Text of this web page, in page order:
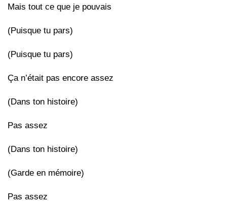
Mais tout ce que je pouvais
(Puisque tu pars)
(Puisque tu pars)
Ça n’était pas encore assez
(Dans ton histoire)
Pas assez
(Dans ton histoire)
(Garde en mémoire)
Pas assez